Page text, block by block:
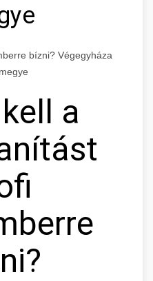
bízni? Végegyháza
a